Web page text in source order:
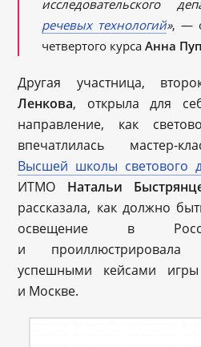
исследовательского
речевых технологий», —
четвертого курсаАнна
Другая участница,
Ленкова, открыла для
направление, как
впечатлилась мастер-
Высшей школы светового
ИТМО Натальи
рассказала, как должно
освещение в
и проиллюстрировала
успешными кейсами
и Москве.